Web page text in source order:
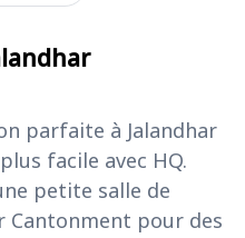
parfaite à Jalandhar
facile avec HQ.
petite salle de
Cantonment pour des